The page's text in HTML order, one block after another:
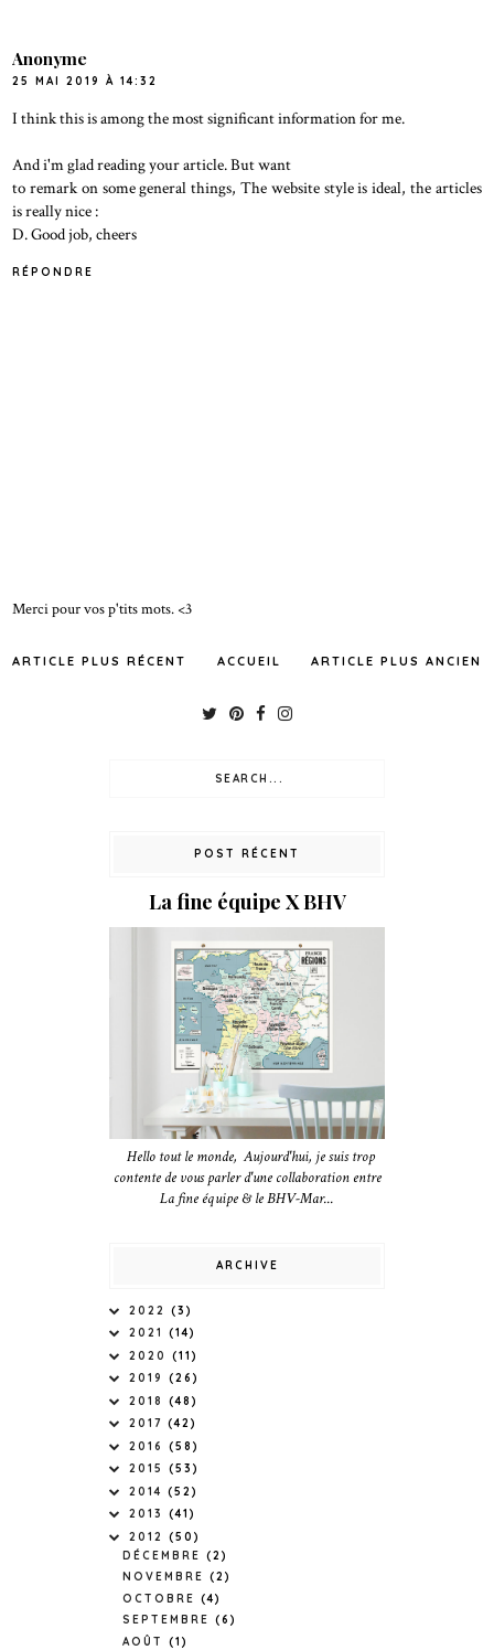
Anonyme
25 MAI 2019 À 14:32
I think this is among the most significant information for me.
And i'm glad reading your article. But want
to remark on some general things, The website style is ideal, the articles
is really nice :
D. Good job, cheers
RÉPONDRE
Merci pour vos p'tits mots. <3
ARTICLE PLUS RÉCENT ARTICLE PLUS ANCIEN
ACCUEIL
POST RÉCENT
La fine équipe X BHV
Hello tout le monde, Aujourd'hui, je suis trop
contente de vous parler d'une collaboration entre
La fine équipe & le BHV-Mar...
ARCHIVE
2022 (3)
2021 (14)
2020 (11)
2019 (26)
2018 (48)
2017 (42)
2016 (58)
2015 (53)
2014 (52)
2013 (41)
2012 (50)
DÉCEMBRE (2)
NOVEMBRE (2)
OCTOBRE (4)
SEPTEMBRE (6)
AOÛT (1)